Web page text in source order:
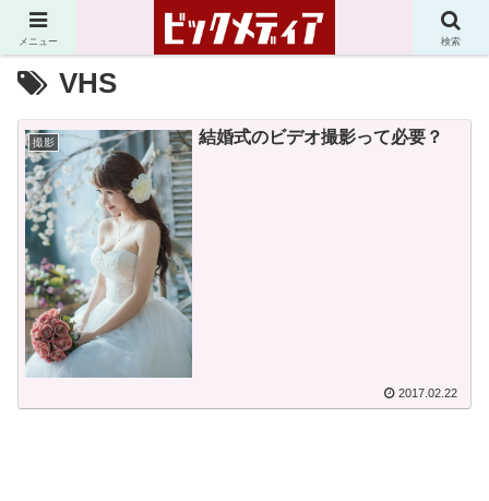
VHS
撮影 結婚式のビデオ撮影って必要？
2017.02.22
メニュー 検索